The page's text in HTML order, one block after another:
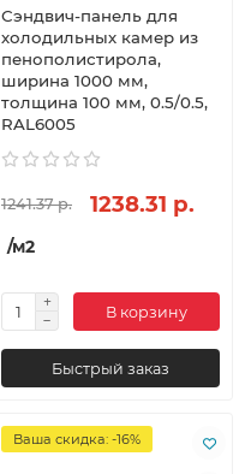
Сэндвич-панель для
холодильных камер из
пенополистирола,
ширина 1000 мм,
толщина 100 мм, 0.5/0.5,
RAL6005
1241.37 р. 1238.31 р.
/м2
В корзину
Быстрый заказ
Ваша скидка: -16%